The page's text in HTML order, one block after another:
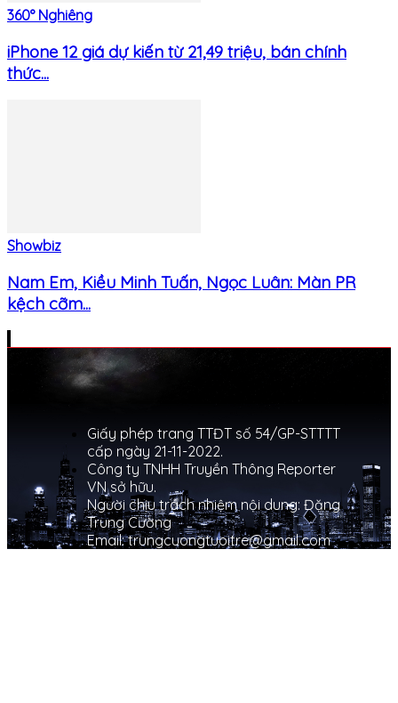
360° Nghiêng
iPhone 12 giá dự kiến từ 21,49 triệu, bán chính
thức...
Showbiz
Nam Em, Kiều Minh Tuấn, Ngọc Luân: Màn PR
kệch cỡm...
Giấy phép trang TTĐT số 54/GP-STTTT
cấp ngày 21-11-2022.
Công ty TNHH Truyền Thông Reporter
VN sở hữu.
Người chịu trách nhiệm nội dung: Đặng
Trung Cường
Email: trungcuongtuoitre@gmail.com